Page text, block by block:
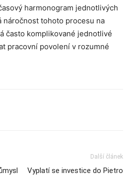
harmonogram jednotlivých
náročnost tohoto procesu na
často komplikované jednotlivé
pracovní povolení v rozumné
Další článek
Vyplatí se investice do Pietro